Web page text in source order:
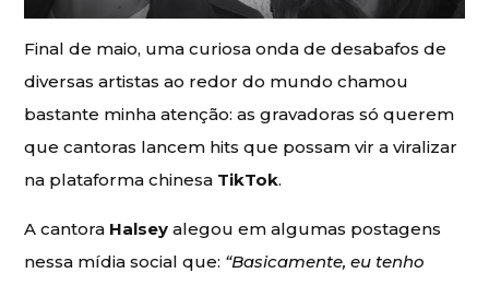
Final de maio, uma curiosa onda de desabafos de
diversas artistas ao redor do mundo chamou
bastante minha atenção: as gravadoras só querem
que cantoras lancem hits que possam vir a viralizar
na plataforma chinesa TikTok.
A cantora Halsey alegou em algumas postagens
nessa mídia social que: “Basicamente, eu tenho